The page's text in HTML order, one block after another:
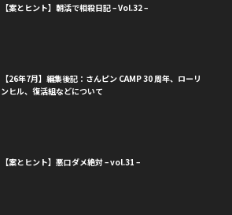
【案とヒント】朝活で相殺日記 – Vol.32 –
【26年7月】編集後記：さんピン CAMP 30 周年、ローリ
ンヒル、復活組などについて
【案とヒント】悪口ダメ絶対 – vol.31 –